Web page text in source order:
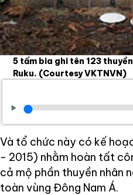
5 tấm bia ghi tên 123
Ruku. (Courtesy VKTNVN)
Và tổ chức này có kế
- 2015) nhằm hoàn tất
cả mộ phần thuyền nhân
toàn vùng Đông Nam Á.